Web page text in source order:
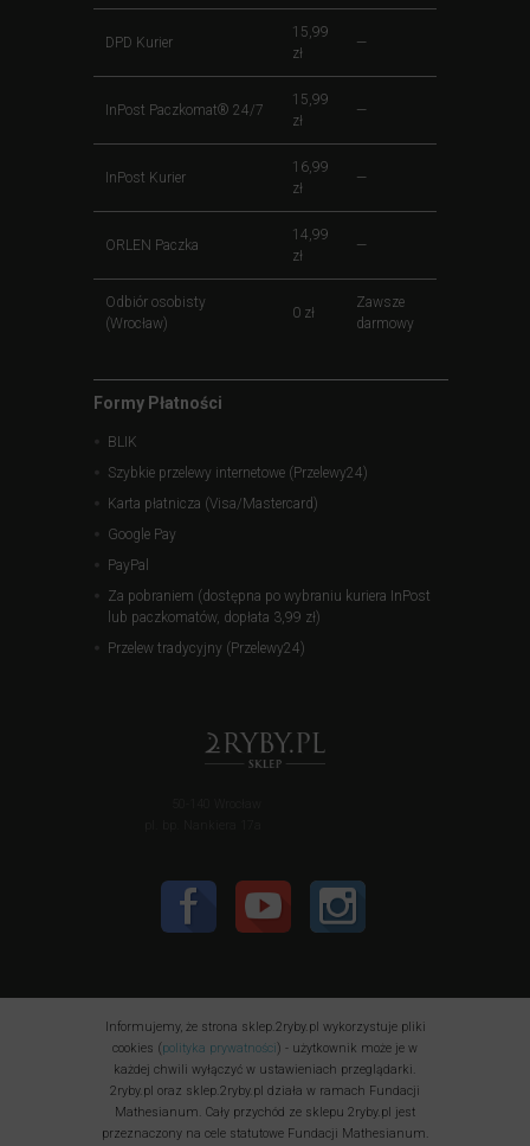
DPD Kurier
15,99
zł
—
InPost Paczkomat® 24/7
15,99
zł
—
InPost Kurier
16,99
zł
—
ORLEN Paczka
14,99
zł
—
Odbiór osobisty
(Wrocław)
0 zł
Zawsze
darmowy
Formy Płatności
BLIK
Szybkie przelewy internetowe (Przelewy24)
Karta płatnicza (Visa/Mastercard)
Google Pay
PayPal
Za pobraniem (dostępna po wybraniu kuriera InPost
lub paczkomatów, dopłata 3,99 zł)
Przelew tradycyjny (Przelewy24)
Informujemy, że strona sklep.2ryby.pl wykorzystuje pliki
cookies (polityka prywatności) - użytkownik może je w
każdej chwili wyłączyć w ustawieniach przeglądarki.
2ryby.pl oraz sklep.2ryby.pl działa w ramach Fundacji
Mathesianum. Cały przychód ze sklepu 2ryby.pl jest
przeznaczony na cele statutowe Fundacji Mathesianum.